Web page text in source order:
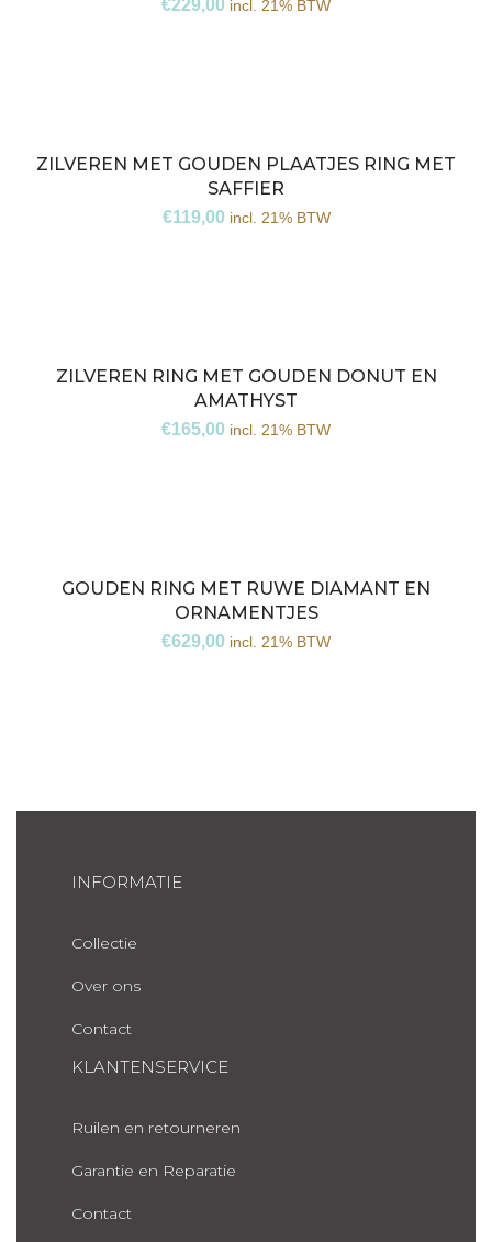
€229,00 incl. 21% BTW
ZILVEREN MET GOUDEN PLAATJES RING MET
SAFFIER
€119,00 incl. 21% BTW
ZILVEREN RING MET GOUDEN DONUT EN
AMATHYST
€165,00 incl. 21% BTW
GOUDEN RING MET RUWE DIAMANT EN
ORNAMENTJES
€629,00 incl. 21% BTW
INFORMATIE
Collectie
Over ons
Contact
KLANTENSERVICE
Ruilen en retourneren
Garantie en Reparatie
Contact